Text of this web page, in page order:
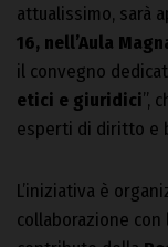
attualissimo, sarà
16, nell’Aula
il convegno
etici e giuridici”,
esperti di diritto e
L’iniziativa è
collaborazione con